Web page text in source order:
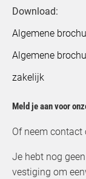
Download:
Algemene
Algemene
zakelijk
Meld je aan voor
Of neem
Je hebt nog
vestiging om